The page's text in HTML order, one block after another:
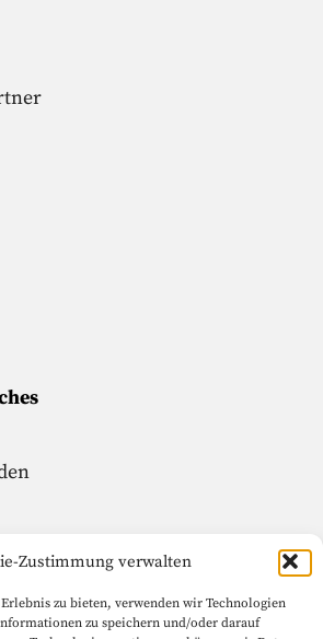
Zustimmung verwalten
zu bieten, verwenden wir Technologien
zu speichern und/oder darauf